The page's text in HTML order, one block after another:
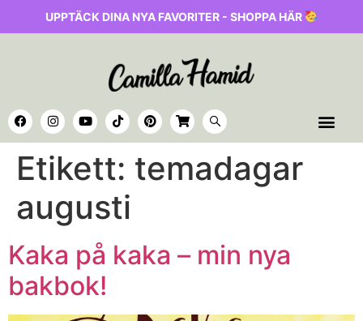
UPPTÄCK DINA NYA FAVORITER - SHOPPA HÄR
Etikett: temadagar
augusti
Kaka på kaka – min nya
bakbok!